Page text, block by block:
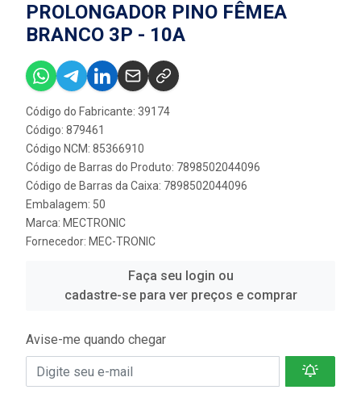
PROLONGADOR PINO FÊMEA
BRANCO 3P - 10A
Código do Fabricante: 39174
Código: 879461
Código NCM: 85366910
Código de Barras do Produto: 7898502044096
Código de Barras da Caixa: 7898502044096
Embalagem: 50
Marca: MECTRONIC
Fornecedor: MEC-TRONIC
Faça seu login ou
cadastre-se para ver preços e comprar
Avise-me quando chegar